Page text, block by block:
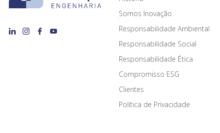
Somos Inovação
Responsabilidade Ambiental
Responsabilidade Social
Responsabilidade Ética
Compromisso ESG
Clientes
Política de Privacidade